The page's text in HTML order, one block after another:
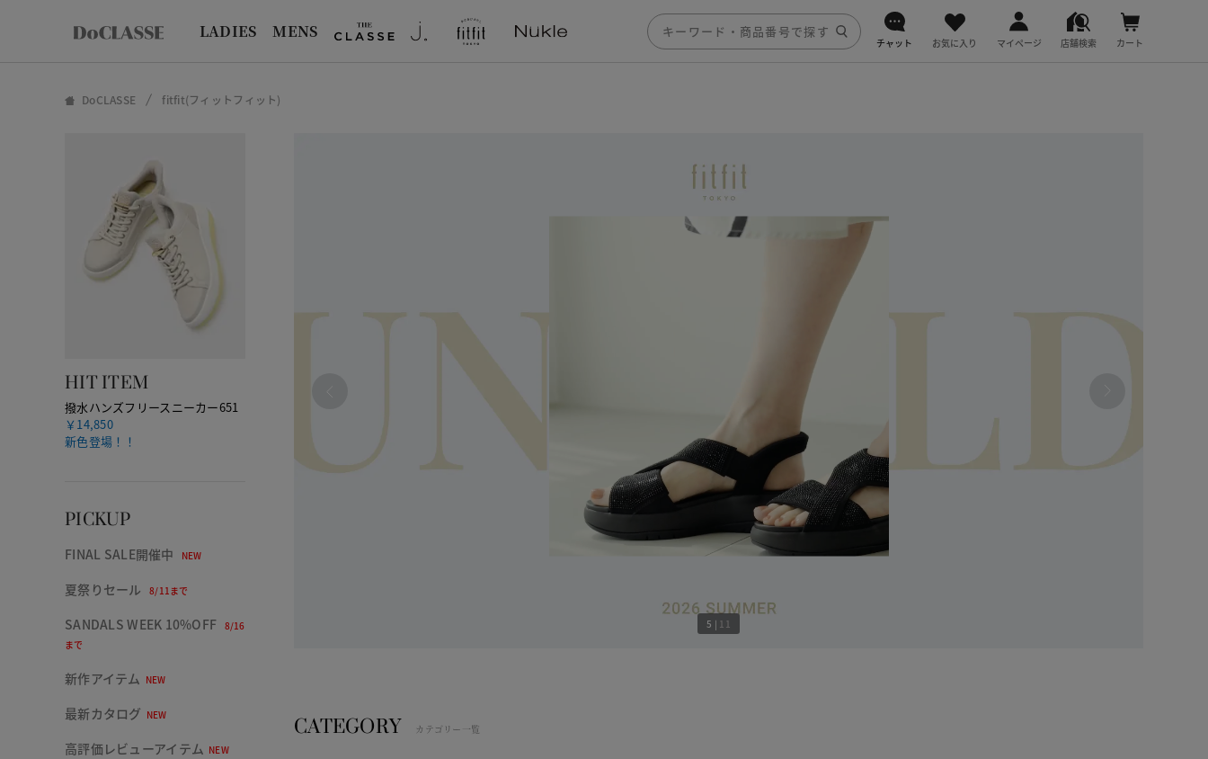
LADIES MENS
チャット お気に入り マイページ 店舗検索 カート
DoCLASSE fitfit(フィットフィット)
HIT ITEM
撥水ハンズフリースニーカー651
￥14,850
新色登場！！
PICKUP
FINAL SALE開催中 NEW
夏祭りセール 8/11まで
SANDALS WEEK 10%OFF 8/16
まで
新作アイテム NEW
最新カタログ NEW
高評価レビューアイテム NEW
5 | 11
CATEGORY カテゴリー一覧